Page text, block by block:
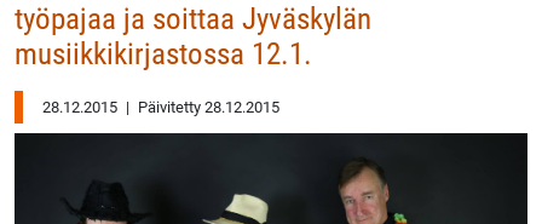
työpajaa ja soittaa Jyväskylän
musiikkikirjastossa 12.1.
28.12.2015 | Päivitetty 28.12.2015